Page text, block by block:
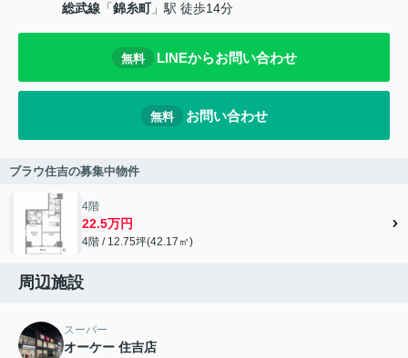
総武線 「錦糸町」駅 徒歩14分
無料 LINEからお問い合わせ
無料 お問い合わせ
ブラウ住吉の募集中物件
4階
22.5万円
4階 / 12.75坪(42.17㎡)
周辺施設
スーパー
オーケー 住吉店